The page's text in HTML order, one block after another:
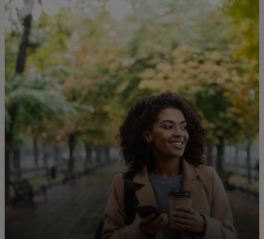
Для вас
Для бизнеса
Для всего мира
Для новаторов
Новости и тренды